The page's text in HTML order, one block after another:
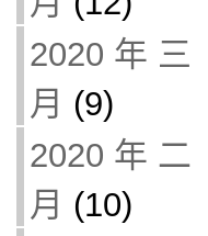
2020 年 三
月 (9)
2020 年 二
月 (10)